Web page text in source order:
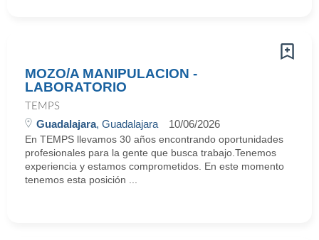
MOZO/A MANIPULACION -
LABORATORIO
TEMPS
Guadalajara, Guadalajara 10/06/2026
En TEMPS llevamos 30 años encontrando oportunidades
profesionales para la gente que busca trabajo.Tenemos
experiencia y estamos comprometidos. En este momento
tenemos esta posición ...